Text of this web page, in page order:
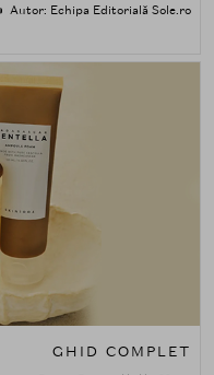
Autor: Echipa Editorială Sole.ro
GHID COMPLET